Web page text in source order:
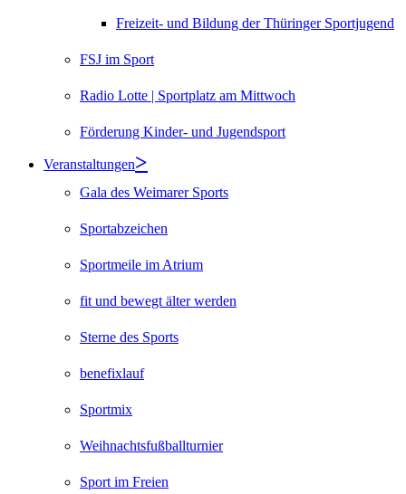
Freizeit- und Bildung der Thüringer Sportjugend
FSJ im Sport
Radio Lotte | Sportplatz am Mittwoch
Förderung Kinder- und Jugendsport
Veranstaltungen
Gala des Weimarer Sports
Sportabzeichen
Sportmeile im Atrium
fit und bewegt älter werden
Sterne des Sports
benefixlauf
Sportmix
Weihnachtsfußballturnier
Sport im Freien